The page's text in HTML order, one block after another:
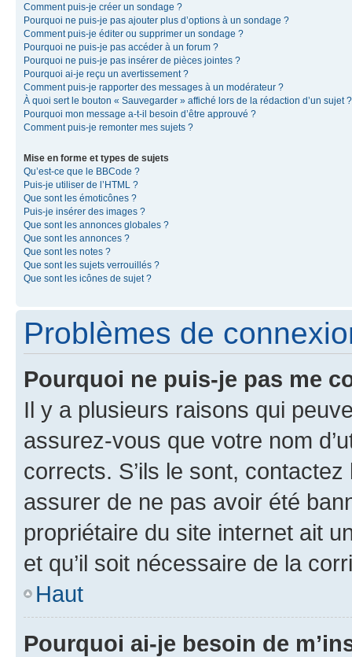
Comment puis-je créer un sondage ?
Pourquoi ne puis-je pas ajouter plus d’options à un sondage ?
Comment puis-je éditer ou supprimer un sondage ?
Pourquoi ne puis-je pas accéder à un forum ?
Pourquoi ne puis-je pas insérer de pièces jointes ?
Pourquoi ai-je reçu un avertissement ?
Comment puis-je rapporter des messages à un modérateur ?
À quoi sert le bouton « Sauvegarder » affiché lors de la rédaction d’un sujet ?
Pourquoi mon message a-t-il besoin d’être approuvé ?
Comment puis-je remonter mes sujets ?
Mise en forme et types de sujets
Qu’est-ce que le BBCode ?
Puis-je utiliser de l’HTML ?
Que sont les émoticônes ?
Puis-je insérer des images ?
Que sont les annonces globales ?
Que sont les annonces ?
Que sont les notes ?
Que sont les sujets verrouillés ?
Que sont les icônes de sujet ?
Problèmes de
Pourquoi ne puis-je pas me
Il y a plusieurs raisons qui
assurez-vous que votre nom
corrects. S’ils le sont,
assurer de ne pas avoir été
propriétaire du site internet ait
et qu’il soit nécessaire de la
Haut
Pourquoi ai-je besoin de